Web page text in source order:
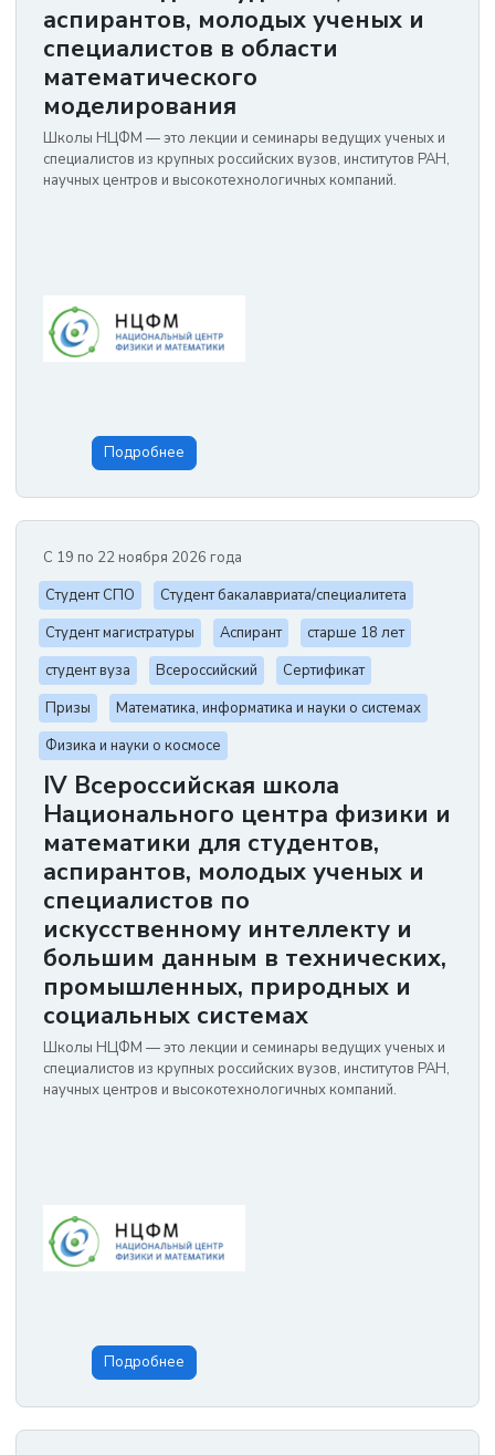
аспирантов, молодых ученых и
специалистов в области
математического
моделирования
Школы НЦФМ — это лекции и семинары ведущих ученых и
специалистов из крупных российских вузов, институтов РАН,
научных центров и высокотехнологичных компаний.
Подробнее
С 19 по 22 ноября 2026 года
Студент СПО
Студент бакалавриата/специалитета
Студент магистратуры
Аспирант
старше 18 лет
студент вуза
Всероссийский
Сертификат
Призы
Математика, информатика и науки о системах
Физика и науки о космосе
IV Всероссийская школа
Национального центра физики и
математики для студентов,
аспирантов, молодых ученых и
специалистов по
искусственному интеллекту и
большим данным в технических,
промышленных, природных и
социальных системах
Школы НЦФМ — это лекции и семинары ведущих ученых и
специалистов из крупных российских вузов, институтов РАН,
научных центров и высокотехнологичных компаний.
Подробнее